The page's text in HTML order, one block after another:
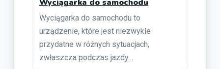
Wyciągarka do samochodu
Wyciągarka do samochodu to
urządzenie, które jest niezwykle
przydatne w różnych sytuacjach,
zwłaszcza podczas jazdy…